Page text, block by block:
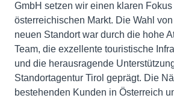
GmbH setzen wir einen klaren Fokus
österreichischen Markt. Die Wahl
neuen Standort war durch die hohe
Team, die exzellente touristische
und die herausragende
Standortagentur Tirol geprägt. Die
bestehenden Kunden in Österreich